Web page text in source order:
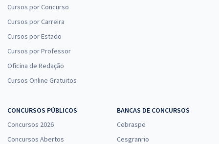
Cursos por Concurso
Cursos por Carreira
Cursos por Estado
Cursos por Professor
Oficina de Redação
Cursos Online Gratuitos
CONCURSOS PÚBLICOS
Concursos 2026
Concursos Abertos
BANCAS DE CONCURSOS
Cebraspe
Cesgranrio